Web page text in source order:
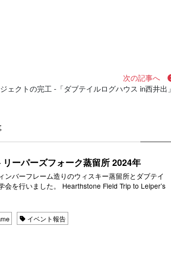
次の記事へ
ェクトの完工 -「ダブテイルログハウス in西井出」
ーパーズフォーク蒸留所 2024年
ンバーフレーム造りのウィスキー蒸留所とダブテイ
会を行いました。 Hearthstone Field Trip to Leiper’s
イベント報告